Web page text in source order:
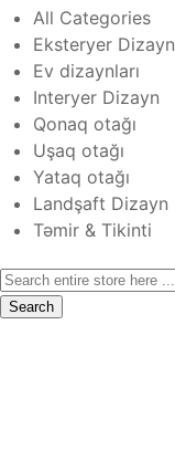
All Categories
Eksteryer Dizayn
Ev dizaynları
Interyer Dizayn
Qonaq otağı
Uşaq otağı
Yataq otağı
Landşaft Dizayn
Təmir & Tikinti
Search